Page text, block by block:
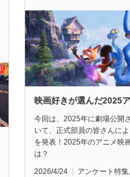
映画好きが選んだ2025
今回は、2025年に劇場公開
いて、正式部員の皆さんに
を発表！2025年のアニメ映
は？
2026/4/24 アンケート特集,